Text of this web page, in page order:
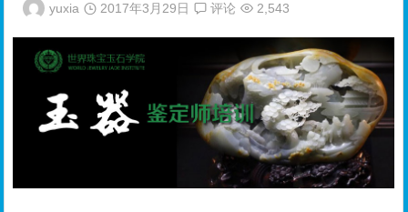
yuxia 2017年3月29日 评论 2,543